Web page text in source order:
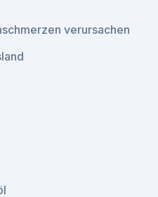
verursachen